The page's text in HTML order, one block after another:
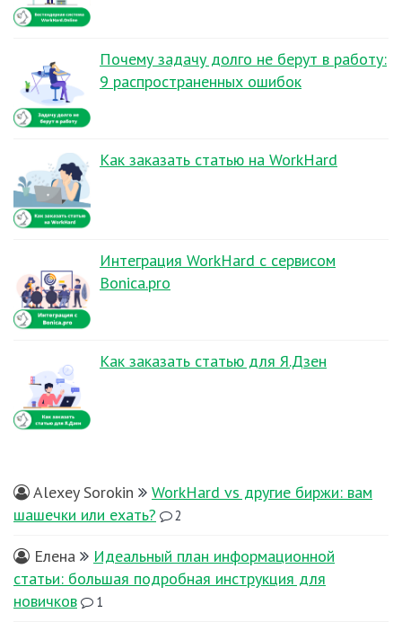
Почему задачу долго не берут в работу:
9 распространенных ошибок
Как заказать статью на WorkHard
Интеграция WorkHard с сервисом
Bonica.pro
Как заказать статью для Я.Дзен
Alexey Sorokin
WorkHard vs другие биржи: вам
шашечки или ехать?
2
Елена
Идеальный план информационной
статьи: большая подробная инструкция для
новичков
1